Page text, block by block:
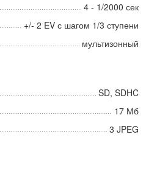
4 - 1/2000 сек
+/- 2 EV с шагом 1/3 ступени
мультизонный
SD, SDHC
17 Мб
3 JPEG